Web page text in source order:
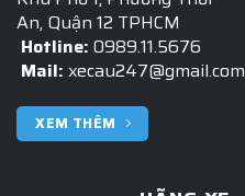
An, Quận 12 TPHCM
Hotline: 0989.11.5676
Mail: xecau247@gmail.com
XEM THÊM